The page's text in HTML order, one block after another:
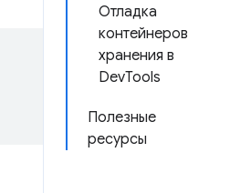
Отладка
контейнеров
хранения в
DevTools
Полезные
ресурсы